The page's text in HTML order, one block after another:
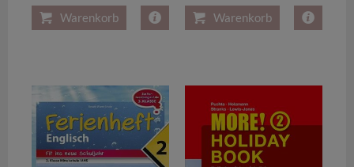
Warenkorb Warenkorb